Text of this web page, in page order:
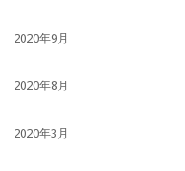
2020年9月
2020年8月
2020年3月